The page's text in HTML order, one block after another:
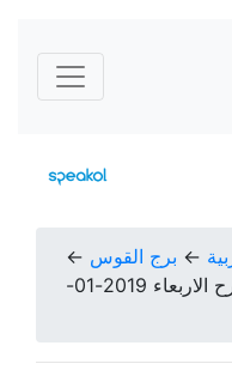
← برج القوس ←
حظك اليوم برج القوس ماغي فرح الاربعاء 2019-01-